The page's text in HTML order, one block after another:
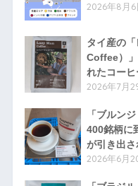
2026年8月6
タイ産の
Coffee）
れたコーヒ
2026年7月
「ブルン
400銘柄に
が引き出
2026年6月